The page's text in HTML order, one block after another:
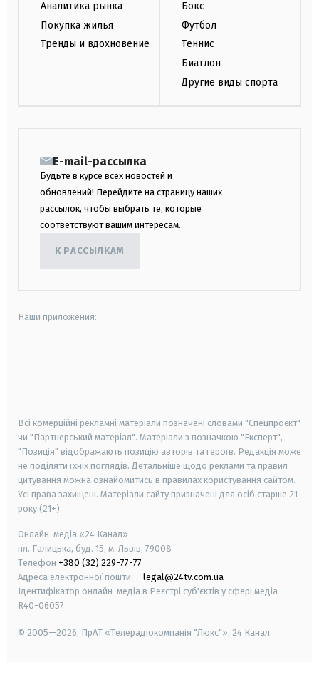
Аналитика рынка
Покупка жилья
Тренды и вдохновение
Бокс
Футбол
Теннис
Биатлон
Другие виды спорта
E-mail-рассылка
Будьте в курсе всех новостей и
обновлений! Перейдите на страницу наших
рассылок, чтобы выбрать те, которые
соответствуют вашим интересам.
К РАССЫЛКАМ
Наши приложения:
Всі комерційні рекламні матеріали позначені словами "Спецпроєкт"
чи "Партнерський матеріал". Матеріали з позначкою "Експерт",
"Позиція" відображають позицію авторів та героїв. Редакція може
не поділяти їхніх поглядів. Детальніше щодо реклами та правил
цитування можна ознайомитись в правилах користування сайтом.
Усі права захищені. Матеріали сайту призначені для осіб старше 21
року (21+)
Онлайн-медіа «24 Канал»
пл. Галицька, буд. 15, м. Львів, 79008
Телефон +380 (32) 229-77-77
Адреса електронної пошти — legal@24tv.com.ua
Ідентифікатор онлайн-медіа в Реєстрі суб'єктів у сфері медіа —
R40-06057
© 2005—2026, ПрАТ «Телерадіокомпанія "Люкс"», 24 Канал.